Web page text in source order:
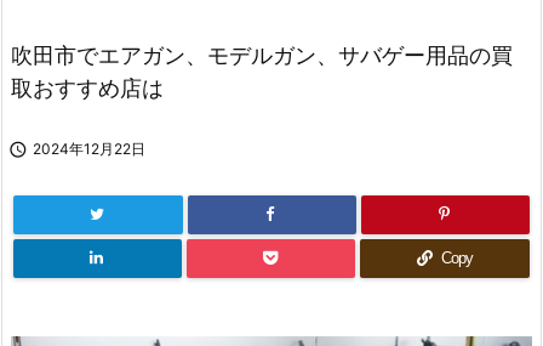
次へ
吹田市でエアガン、モデルガン、サバゲー用品の買
取おすすめ店は
 2024年12月22日
Copy